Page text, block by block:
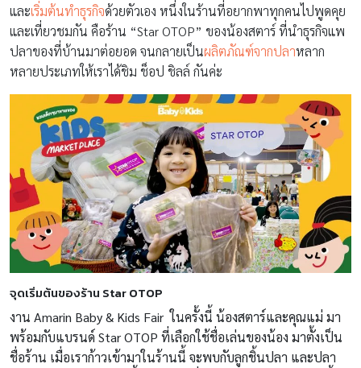
และเริ่มต้นทำธุรกิจด้วยตัวเอง หนึ่งในร้านที่อยากพาทุกคนไปพูดคุย
และเที่ยวชมกัน คือร้าน “Star OTOP” ของน้องสตาร์ ที่นำธุรกิจแพ
ปลาของที่บ้านมาต่อยอด จนกลายเป็นผลิตภัณฑ์จากปลาหลาก
หลายประเภทให้เราได้ชิม ช็อป ชิลล์ กันค่ะ
จุดเริ่มต้นของร้าน Star OTOP
งาน Amarin Baby & Kids Fair ในครั้งนี้ น้องสตาร์และคุณแม่ มา
พร้อมกับแบรนด์ Star OTOP ที่เลือกใช้ชื่อเล่นของน้อง มาตั้งเป็น
ชื่อร้าน เมื่อเราก้าวเข้ามาในร้านนี้ จะพบกับลูกชิ้นปลา และปลา